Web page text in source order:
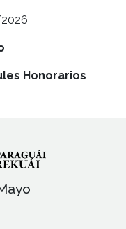
Honorarios